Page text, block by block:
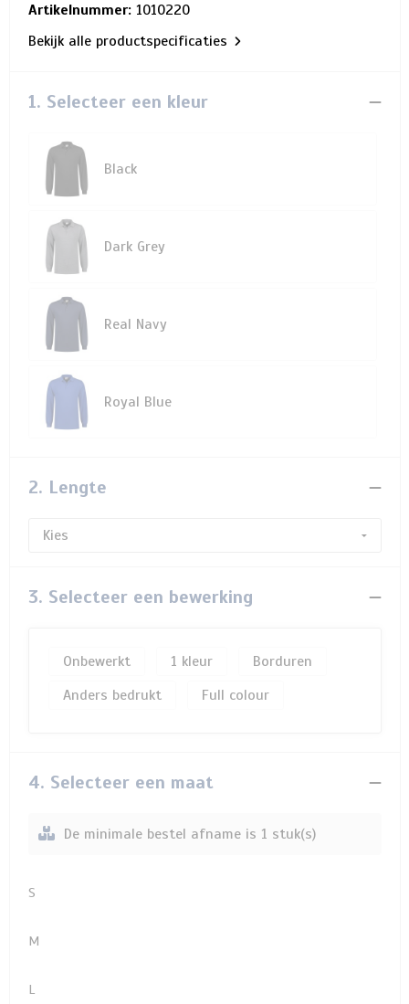
Artikelnummer: 1010220
Bekijk alle productspecificaties
1. Selecteer een kleur
Black
Dark Grey
Real Navy
Royal Blue
2. Lengte
3. Selecteer een bewerking
Onbewerkt 1
Borduren
Anders bedrukt
Full colour
4. Selecteer een maat
De minimale bestel afname is 1 stuk(s)
S
M
L